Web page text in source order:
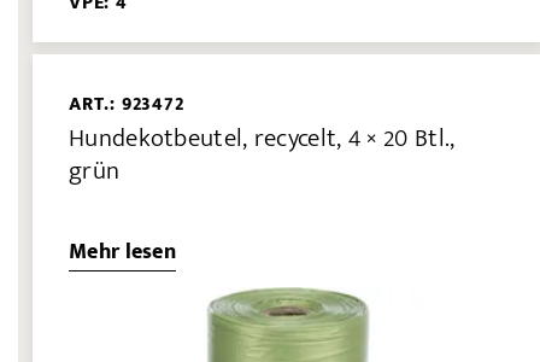
ART.: 923472
Hundekotbeutel, recycelt, 4 × 20 Btl.,
grün
Mehr lesen